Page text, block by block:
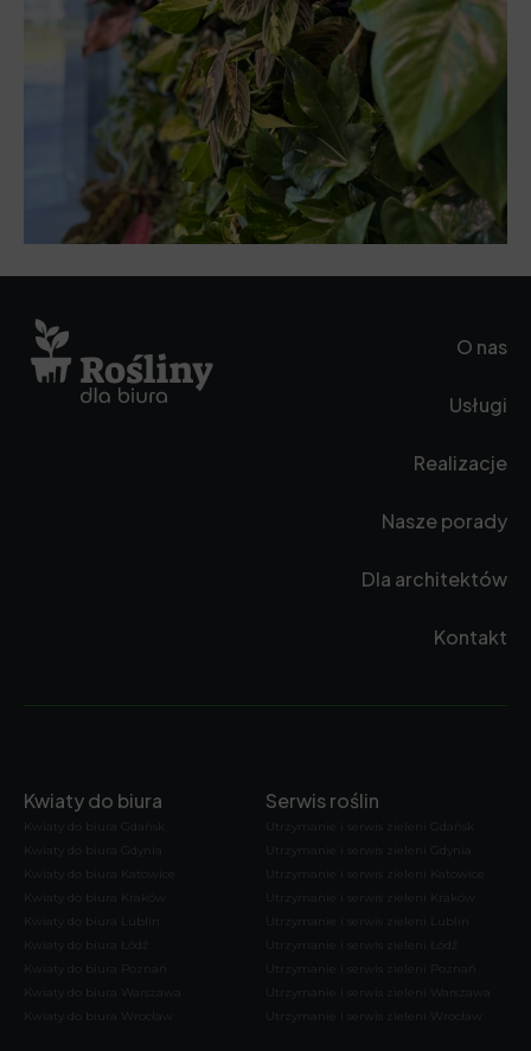
O nas
Usługi
Realizacje
Nasze porady
Dla architektów
Kontakt
Kwiaty do biura
Kwiaty do biura Gdańsk
Kwiaty do biura Gdynia
Kwiaty do biura Katowice
Kwiaty do biura Kraków
Kwiaty do biura Lublin
Kwiaty do biura Łódź
Kwiaty do biura Poznań
Kwiaty do biura Warszawa
Kwiaty do biura Wrocław
Serwis roślin
Utrzymanie i serwis zieleni Gdańsk
Utrzymanie i serwis zieleni Gdynia
Utrzymanie i serwis zieleni Katowice
Utrzymanie i serwis zieleni Kraków
Utrzymanie i serwis zieleni Lublin
Utrzymanie i serwis zieleni Łódź
Utrzymanie i serwis zieleni Poznań
Utrzymanie i serwis zieleni Warszawa
Utrzymanie i serwis zieleni Wrocław